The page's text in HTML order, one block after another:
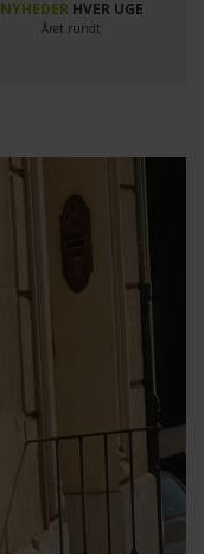
NYHEDERHVER UGE
Året rundt